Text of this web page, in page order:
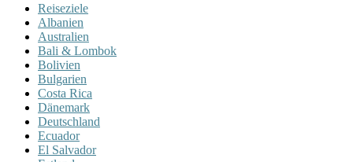
Reiseziele
Albanien
Australien
Bali & Lombok
Bolivien
Bulgarien
Costa Rica
Dänemark
Deutschland
Ecuador
El Salvador